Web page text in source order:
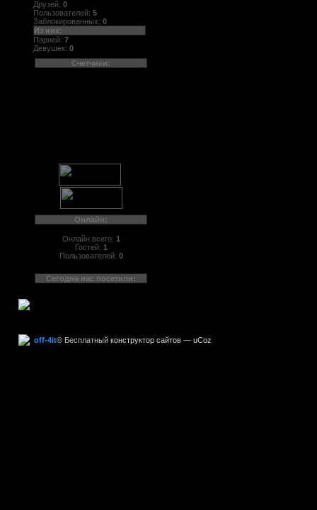
Друзей: 0
Пользователей: 5
Заблокированных: 0
Из них:
Парней: 7
Девушек: 0
Счетчики:
Онлайн:
Онлайн всего: 1
Гостей: 1
Пользователей: 0
Сегодня нас посетили:
off-4it© Бесплатный конструктор сайтов — uCoz